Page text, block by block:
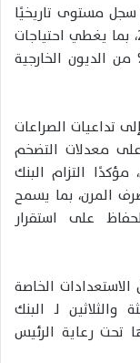
مستوى تاريخيًا
بلغ نحو 53 مليار دولار خلال شهر إبريل 2026، بما يغطي احتياجات
لمدة 6.3 شهر، ويعادل نحو 158% من الديون الخارجية
تداعيات الصراعات
على معدلات التضخم
التزام البنك
المرن، بما يسمح
على استقرار
الخاصة
والثلاثين لـ البنك
تحت رعاية الرئيس